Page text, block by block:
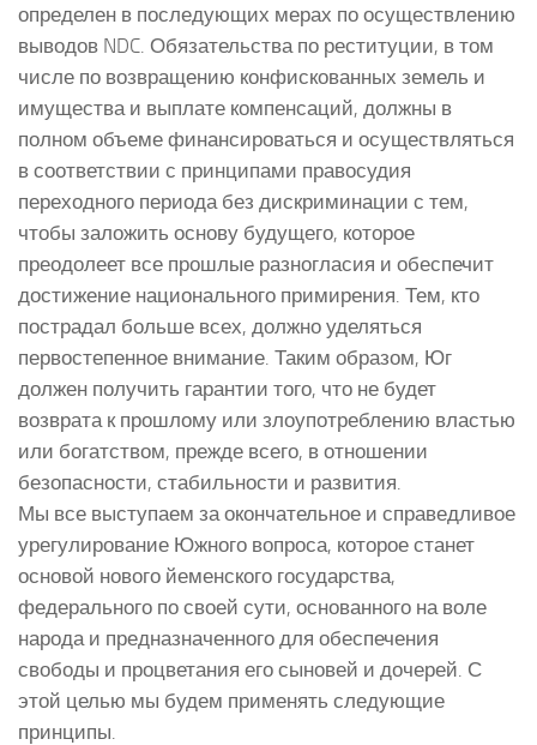
определен в последующих мерах по осуществлению
выводов NDC. Обязательства по реституции, в том
числе по возвращению конфискованных земель и
имущества и выплате компенсаций, должны в
полном объеме финансироваться и осуществляться
в соответствии с принципами правосудия
переходного периода без дискриминации с тем,
чтобы заложить основу будущего, которое
преодолеет все прошлые разногласия и обеспечит
достижение национального примирения. Тем, кто
пострадал больше всех, должно уделяться
первостепенное внимание. Таким образом, Юг
должен получить гарантии того, что не будет
возврата к прошлому или злоупотреблению властью
или богатством, прежде всего, в отношении
безопасности, стабильности и развития.
Мы все выступаем за окончательное и справедливое
урегулирование Южного вопроса, которое станет
основой нового йеменского государства,
федерального по своей сути, основанного на воле
народа и предназначенного для обеспечения
свободы и процветания его сыновей и дочерей. С
этой целью мы будем применять следующие
принципы.